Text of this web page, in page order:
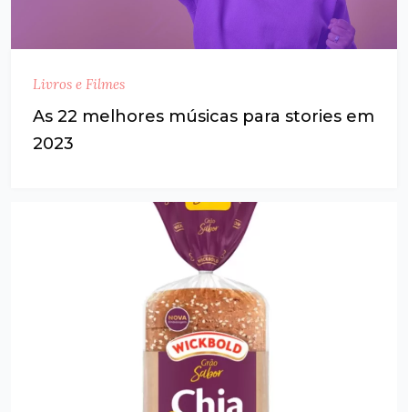
Livros e Filmes
As 22 melhores músicas para stories em
2023